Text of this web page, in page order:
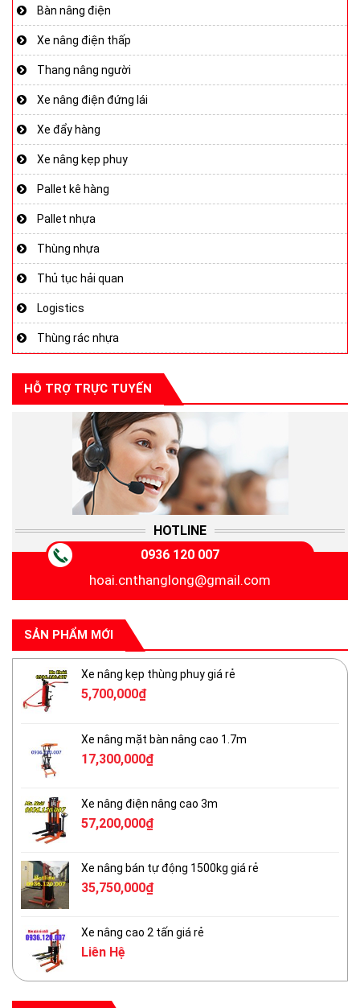
Bàn nâng điện
Xe nâng điện thấp
Thang nâng người
Xe nâng điện đứng lái
Xe đẩy hàng
Xe nâng kẹp phuy
Pallet kê hàng
Pallet nhựa
Thùng nhựa
Thủ tục hải quan
Logistics
Thùng rác nhựa
HỖ TRỢ TRỰC TUYẾN
HOTLINE
0936 120 007
hoai.cnthanglong@gmail.com
SẢN PHẨM MỚI
Xe nâng kẹp thùng phuy giá rẻ
5,700,000₫
Xe nâng mặt bàn nâng cao 1.7m
17,300,000₫
Xe nâng điện nâng cao 3m
57,200,000₫
Xe nâng bán tự động 1500kg giá rẻ
35,750,000₫
Xe nâng cao 2 tấn giá rẻ
Liên Hệ